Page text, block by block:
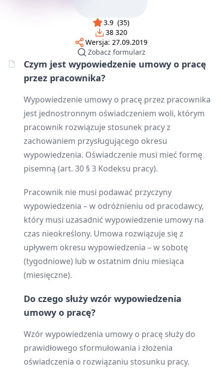
3.9 (35)
38 320
Wersja: 27.09.2019
Zobacz formularz
Czym jest wypowiedzenie umowy o pracę
przez pracownika?
Wypowiedzenie umowy o pracę przez pracownika
jest jednostronnym oświadczeniem woli, którym
pracownik rozwiązuje stosunek pracy z
zachowaniem przysługującego okresu
wypowiedzenia. Oświadczenie musi mieć formę
pisemną (art. 30 § 3 Kodeksu pracy).
Pracownik nie musi podawać przyczyny
wypowiedzenia – w odróżnieniu od pracodawcy,
który musi uzasadnić wypowiedzenie umowy na
czas nieokreślony. Umowa rozwiązuje się z
upływem okresu wypowiedzenia – w sobotę
(tygodniowe) lub w ostatnim dniu miesiąca
(miesięczne).
Do czego służy wzór wypowiedzenia
umowy o pracę?
Wzór wypowiedzenia umowy o pracę służy do
prawidłowego sformułowania i złożenia
oświadczenia o rozwiązaniu stosunku pracy.